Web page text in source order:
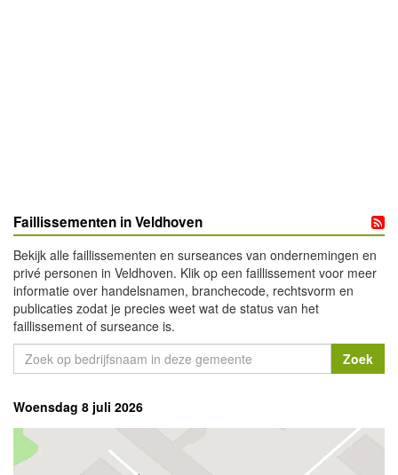
Faillissementen in Veldhoven
Bekijk alle faillissementen en surseances van ondernemingen en
privé personen in Veldhoven. Klik op een faillissement voor meer
informatie over handelsnamen, branchecode, rechtsvorm en
publicaties zodat je precies weet wat de status van het
faillissement of surseance is.
Woensdag 8 juli 2026